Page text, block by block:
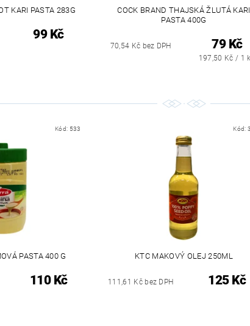
KARI PASTA 283G
99 Kč
COCK BRAND THAJSKÁ ŽLUTÁ KARI
PASTA 400G
70,54 Kč bez DPH 79 Kč
197,50 Kč / 1
Kód: 533
PASTA 400 G
110 Kč
Kód:
KTC MAKOVÝ OLEJ 250ML
111,61 Kč bez DPH 125 Kč